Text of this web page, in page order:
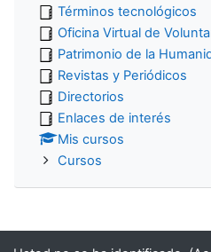
Términos tecnológicos
Oficina Virtual de
Patrimonio de la
Revistas y Periódicos
Directorios
Enlaces de interés
Mis cursos
Cursos